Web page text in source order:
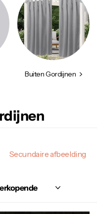
Buiten Gordijnen
Secundaire afbeelding